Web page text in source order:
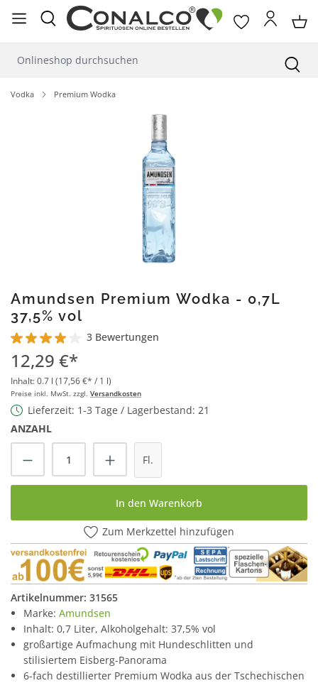
springen
Vodka Premium Wodka
Amundsen Premium Wodka - 0,7L
37,5% vol
Durchschnittliche Bewertung von 4 von 5 Sternen
3 Bewertungen
12,29 €*
Inhalt:0.7 l (17,56 €* / 1 l)
Preise inkl. MwSt. zzgl. Versandkosten
Lieferzeit: 1-3 Tage / Lagerbestand: 21
ANZAHL
Produkt Anzahl: Gib den gewünschten
Fl.
In den Warenkorb
Zum Merkzettel hinzufügen
Artikelnummer: 31565
Marke: Amundsen
Inhalt: 0,7 Liter, Alkoholgehalt: 37,5% vol
großartige Aufmachung mit Hundeschlitten und
stilisiertem Eisberg-Panorama
6-fach destillierter Premium Wodka aus der Tschechischen